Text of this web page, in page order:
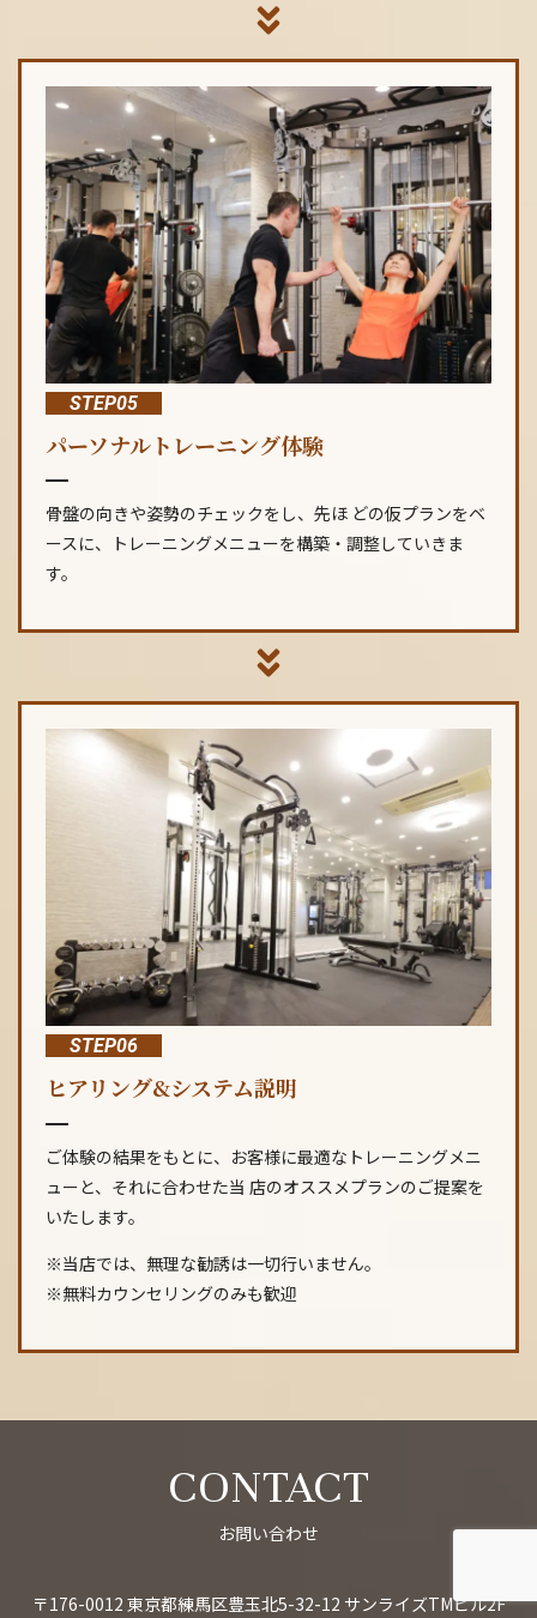
STEP05
パーソナルトレーニング体験
骨盤の向きや姿勢のチェックをし、先ほ どの仮プランをベ
ースに、トレーニングメニューを構築・調整していきま
す。
STEP06
ヒアリング&システム説明
ご体験の結果をもとに、お客様に最適なトレーニングメニ
ューと、それに合わせた当 店のオススメプランのご提案を
いたします。
※当店では、無理な勧誘は一切行いません。
※無料カウンセリングのみも歓迎
CONTACT
お問い合わせ
〒176-0012 東京都練馬区豊玉北5-32-12 サンライズTMビル2F